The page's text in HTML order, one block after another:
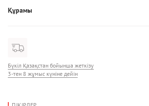
Құрамы
Бүкіл Қазақстан бойынша жеткізу
3-тен 8 жұмыс күніне дейін